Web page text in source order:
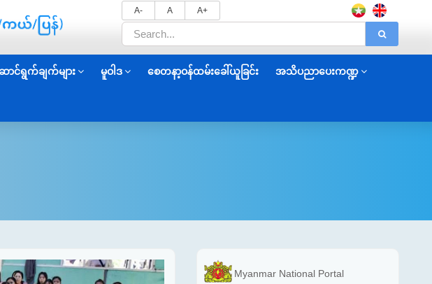
A- A A+
ောင်ရွက်ချက်များ မူဝါဒ စေတနာ့ဝန်ထမ်းခေါ်ယူခြင်း အသိပညာပေးကဏ္ဍ
Myanmar National Portal